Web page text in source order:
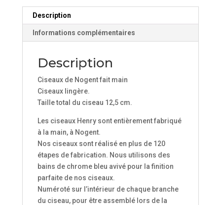
Description
Informations complémentaires
Description
Ciseaux de Nogent fait main
Ciseaux lingère.
Taille total du ciseau 12,5 cm.
Les ciseaux Henry sont entièrement fabriqué
à la main, à Nogent.
Nos ciseaux sont réalisé en plus de 120
étapes de fabrication. Nous utilisons des
bains de chrome bleu avivé pour la finition
parfaite de nos ciseaux.
Numéroté sur l’intérieur de chaque branche
du ciseau, pour être assemblé lors de la